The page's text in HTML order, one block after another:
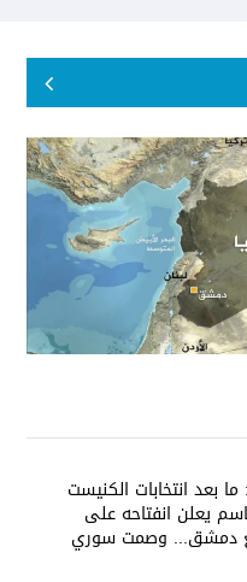
ما بعد انتخابات الكنيست
يعلن انفتاحه على
دمشق... وصمت سوري